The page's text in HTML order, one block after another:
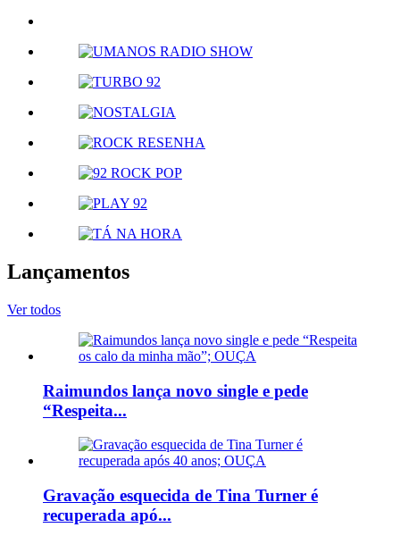
Lançamentos
Ver todos
Raimundos lança novo single e pede
“Respeita...
Gravação esquecida de Tina Turner é
recuperada apó...